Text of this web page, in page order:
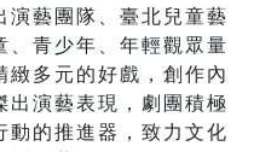
演藝團隊、臺北兒童藝
、青少年、年輕觀眾量
緻多元的好戲，創作內
出演藝表現，劇團積極
動的推進器，致力文化